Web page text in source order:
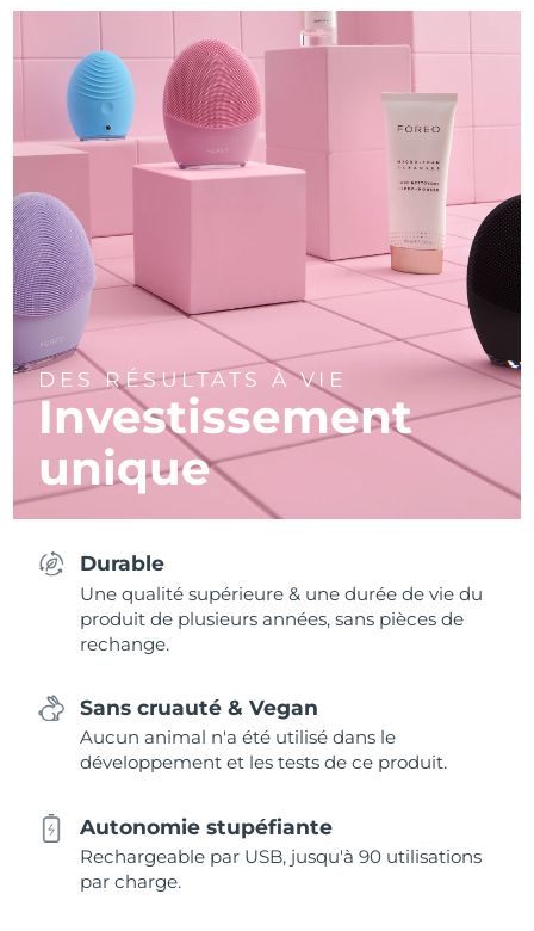
DES RÉSULTATS À VIE
Investissement
unique
Durable
Une qualité supérieure & une durée de vie du
produit de plusieurs années, sans pièces de
rechange.
Sans cruauté & Vegan
Aucun animal n'a été utilisé dans le
développement et les tests de ce produit.
Autonomie stupéfiante
Rechargeable par USB, jusqu'à 90 utilisations
par charge.